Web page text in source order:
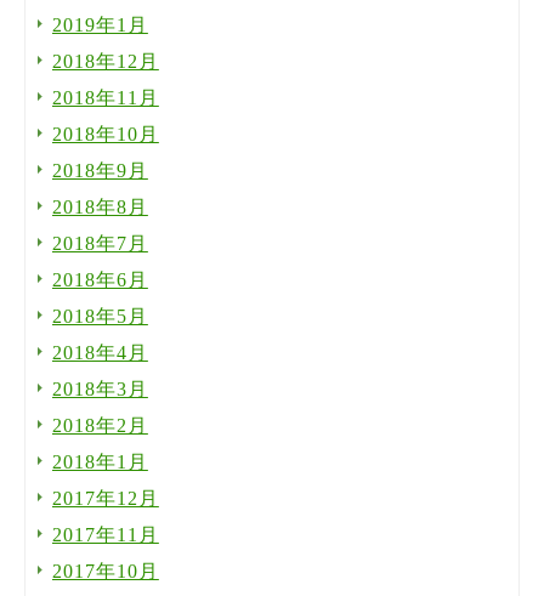
2019年1月
2018年12月
2018年11月
2018年10月
2018年9月
2018年8月
2018年7月
2018年6月
2018年5月
2018年4月
2018年3月
2018年2月
2018年1月
2017年12月
2017年11月
2017年10月